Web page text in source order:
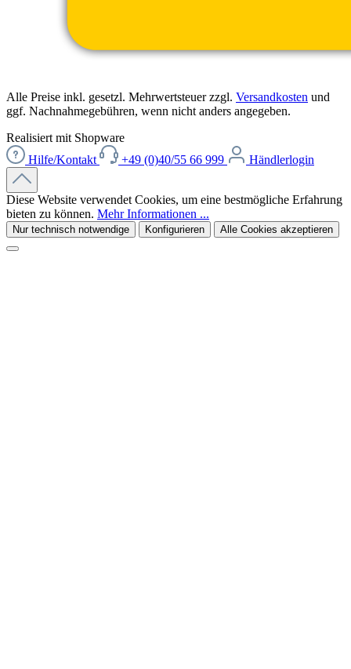
Alle Preise inkl. gesetzl. Mehrwertsteuer zzgl. Versandkosten und
ggf. Nachnahmegebühren, wenn nicht anders angegeben.
Realisiert mit Shopware
Hilfe/Kontakt
+49 (0)40/55 66 999 Händlerlogin
Diese Website verwendet Cookies, um eine bestmögliche Erfahrung
bieten zu können. Mehr Informationen ...
Nur technisch notwendige Konfigurieren Alle Cookies akzeptieren